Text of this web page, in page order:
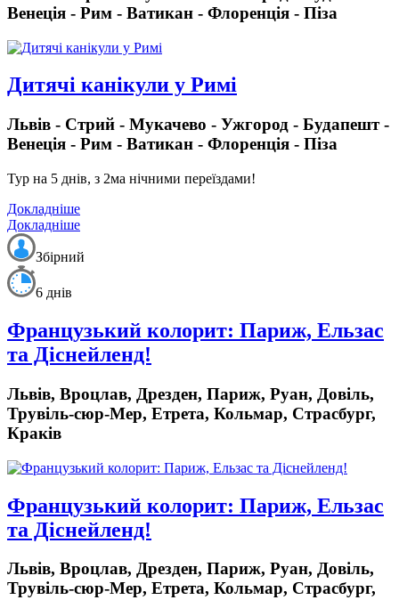
Венеція - Рим - Ватикан - Флоренція - Піза
Дитячі канікули у Римі
Львів - Стрий - Мукачево - Ужгород - Будапешт -
Венеція - Рим - Ватикан - Флоренція - Піза
Тур на 5 днів, з 2ма нічними переїздами!
Докладніше
Докладніше
Збірний
6 днів
Французький колорит: Париж, Ельзас
та Діснейленд!
Львів, Вроцлав, Дрезден, Париж, Руан, Довіль,
Трувіль-сюр-Мер, Етрета, Кольмар, Страсбург,
Краків
Французький колорит: Париж, Ельзас
та Діснейленд!
Львів, Вроцлав, Дрезден, Париж, Руан, Довіль,
Трувіль-сюр-Мер, Етрета, Кольмар, Страсбург,